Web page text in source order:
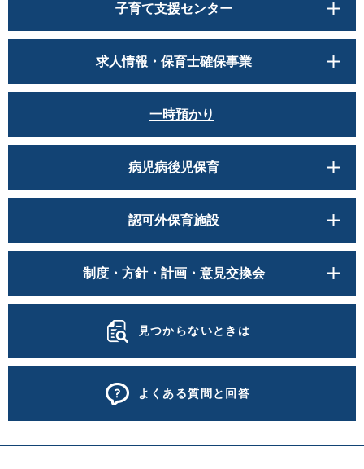
子育て支援センター
求人情報・保育士確保事業
一時預かり
病児病後児保育
認可外保育施設
制度・方針・計画・意見交換会
見つからないときは
よくある質問と回答